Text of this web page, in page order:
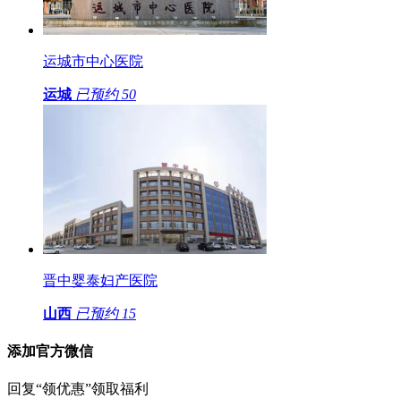
运城市中心医院
运城 已预约 50
晋中婴泰妇产医院
山西 已预约 15
添加官方微信
回复“领优惠”领取福利